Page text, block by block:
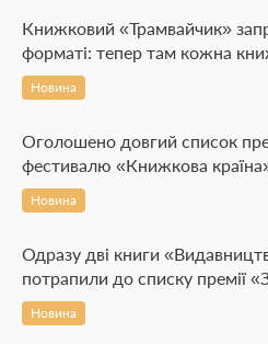
Книжковий «Трамвайчик»
форматі: тепер там кожна
Новина
Оголошено довгий список
фестивалю «Книжкова
Новина
Одразу дві книги
потрапили до списку премії
Новина